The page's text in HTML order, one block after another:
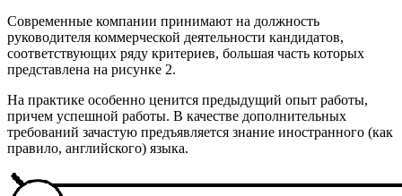
Современные компании принимают на должность
руководителя коммерческой деятельности кандидатов,
соответствующих ряду критериев, большая часть которых
представлена на рисунке 2.
На практике особенно ценится предыдущий опыт работы,
причем успешной работы. В качестве дополнительных
требований зачастую предъявляется знание иностранного (как
правило, английского) языка.